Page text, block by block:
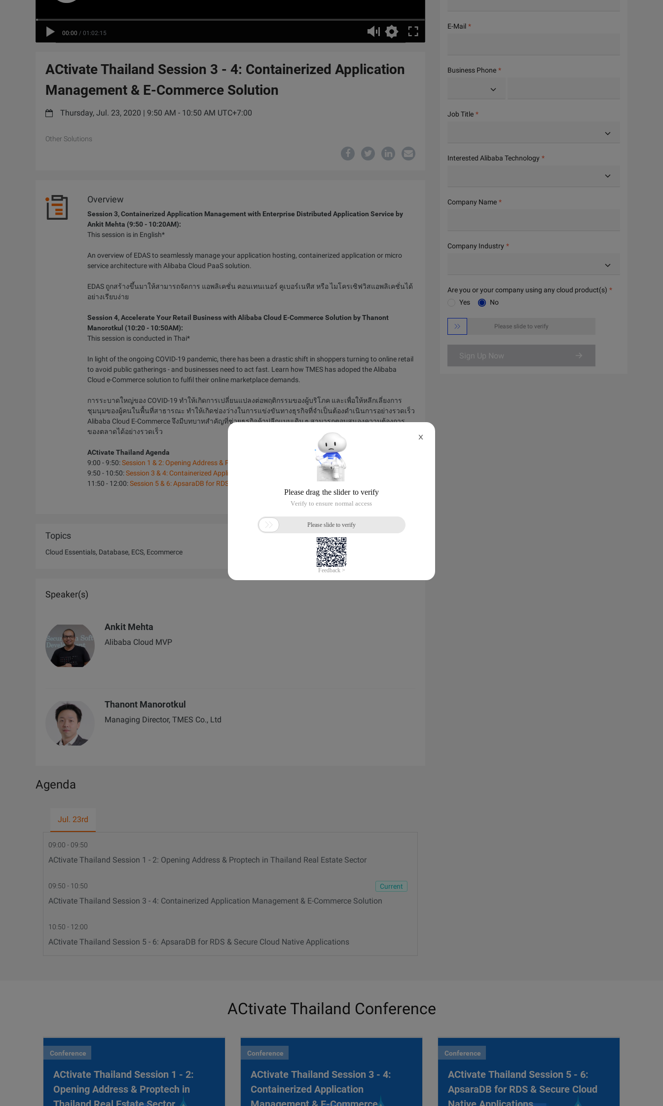
00:00 / 01:02:15
ACtivate Thailand Session 3 - 4: Containerized Application
Management & E-Commerce Solution
Thursday, Jul. 23, 2020 | 9:50 AM - 10:50 AM UTC+7:00
Other Solutions
Overview
Session 3, Containerized Application Management with Enterprise Distributed Application Service by
Ankit Mehta (9:50 - 10:20AM):
This session is in English*
An overview of EDAS to seamlessly manage your application hosting, containerized application or micro
service architecture with Alibaba Cloud PaaS solution.
EDAS ถูกสร้างขึ้นมาให้สามารถจัดการ แอพลิเคชั่น คอนเทนเนอร์ คูเบอร์เนทีส หรือ ไมโครเซิฟวิสแอพลิเคชั่นได้
อย่างเรียบง่าย
Session 4, Accelerate Your Retail Business with Alibaba Cloud E-Commerce Solution by Thanont
Manorotkul (10:20 - 10:50AM):
This session is conducted in Thai*
In light of the ongoing COVID-19 pandemic, there has been a drastic shift in shoppers turning to online retail
to avoid public gatherings - and businesses need to act fast. Learn how TMES has adoped the Alibaba
Cloud e-Commerce solution to fulfil their online marketplace demands.
การระบาดใหญ่ของ COVID-19 ทำให้เกิดการเปลี่ยนแปลงต่อพฤติกรรมของผู้บริโภค และเพื่อให้หลีกเลี่ยงการ
ชุมนุมของผู้คนในพื้นที่สาธารณะ ทำให้เกิดช่องว่างในการแข่งขันทางธุรกิจที่จำเป็นต้องดำเนินการอย่างรวดเร็ว
Alibaba Cloud E-Commerce จึงมีบทบาทสำคัญที่ช่วยธุรกิจค้าปลีกแบบเดิม ๆ สามารถตอบสนองความต้องการ
ของตลาดได้อย่างรวดเร็ว
ACtivate Thailand Agenda
9:00 - 9:50:Session 1 & 2: Opening Address & Proptech in Thailand Real Estate Sector
9:50 - 10:50:Session 3 & 4: Containerized Application Management & E-Commerce Solution
11:50 - 12:00:Session 5 & 6: ApsaraDB for RDS & Secure Cloud Native Applications
Topics
Cloud Essentials, Database, ECS, Ecommerce
Speaker(s)
Ankit Mehta
Alibaba Cloud MVP
Thanont Manorotkul
Managing Director, TMES Co., Ltd
Agenda
Jul. 23rd
09:00 - 09:50
ACtivate Thailand Session 1 - 2: Opening Address & Proptech in Thailand Real Estate Sector
09:50 - 10:50 Current
ACtivate Thailand Session 3 - 4: Containerized Application Management & E-Commerce Solution
10:50 - 12:00
ACtivate Thailand Session 5 - 6: ApsaraDB for RDS & Secure Cloud Native Applications
E-Mail
Business Phone
Job Title
Interested Alibaba Technology
Company Name
Company Industry
Are you or your company using any cloud product(s)
Yes
No
 Please slide to verify
Sign Up Now
ACtivate Thailand Conference
Conference
ACtivate Thailand Session 1 - 2:
Opening Address & Proptech in
Conference
ACtivate Thailand Session 3 - 4:
Containerized Application
Conference
ACtivate Thailand Session 5 - 6:
ApsaraDB for RDS & Secure Cloud
X